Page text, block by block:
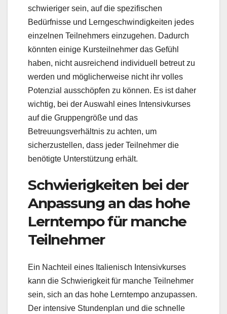
schwieriger sein, auf die spezifischen
Bedürfnisse und Lerngeschwindigkeiten jedes
einzelnen Teilnehmers einzugehen. Dadurch
könnten einige Kursteilnehmer das Gefühl
haben, nicht ausreichend individuell betreut zu
werden und möglicherweise nicht ihr volles
Potenzial ausschöpfen zu können. Es ist daher
wichtig, bei der Auswahl eines Intensivkurses
auf die Gruppengröße und das
Betreuungsverhältnis zu achten, um
sicherzustellen, dass jeder Teilnehmer die
benötigte Unterstützung erhält.
Schwierigkeiten bei der
Anpassung an das hohe
Lerntempo für manche
Teilnehmer
Ein Nachteil eines Italienisch Intensivkurses
kann die Schwierigkeit für manche Teilnehmer
sein, sich an das hohe Lerntempo anzupassen.
Der intensive Stundenplan und die schnelle